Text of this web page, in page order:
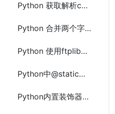
Python 获取解析curl命令行字符串中参数转换成字典(Dictionary)
Python 合并两个字典(Dictionary)中相同key的value的方法及示例代码
Python 使用ftplib切换指定ftp目录不存在则创建目录和上传下载文件
Python中@staticmethod和@classmethod区别及使用示例代码
Python内置装饰器(@property、@staticmethod、@classmethod)使用及示例代码